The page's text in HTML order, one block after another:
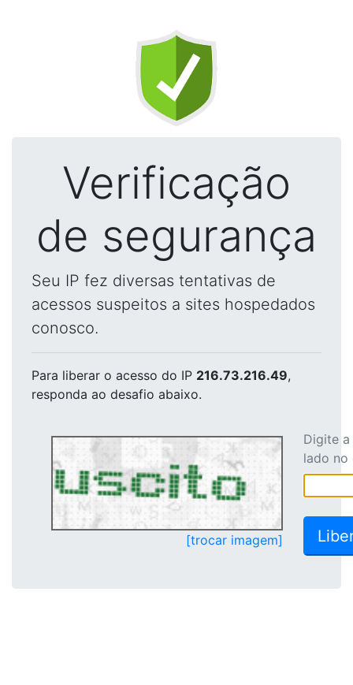
Verificação
de segurança
Seu IP fez diversas tentativas de
acessos suspeitos a sites hospedados
conosco.
Para liberar o acesso do IP 216.73.216.49,
responda ao desafio abaixo.
[trocar imagem]
Digite
lado no